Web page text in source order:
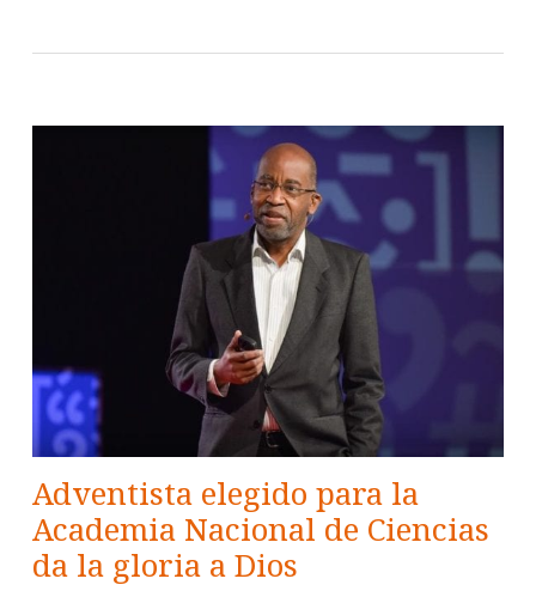
Adventista elegido para la
Academia Nacional de Ciencias
da la gloria a Dios